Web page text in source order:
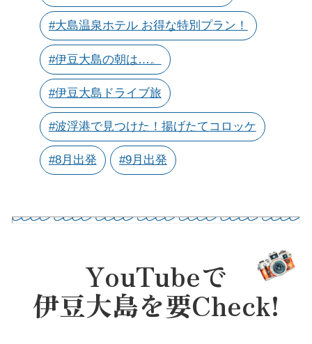
#大島温泉ホテル お得な特別プラン！
#伊豆大島の朝は…。
#伊豆大島ドライブ旅
#波浮港で見つけた！揚げたてコロッケ
#8月出発 #9月出発
YouTubeで
伊豆大島を要Check!